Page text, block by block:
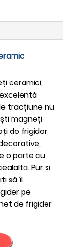
ceramici,
tracțiune nu
magneți
de frigider
o parte cu
Pur și
să îl
pe
de frigider